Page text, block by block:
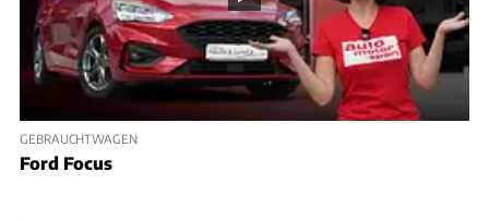
GEBRAUCHTWAGEN
Ford Focus